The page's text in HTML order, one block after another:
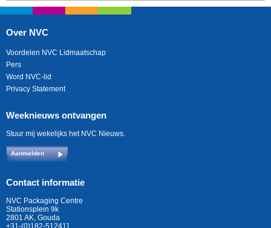
Over NVC
Voordelen NVC Lidmaatschap
Pers
Word NVC-lid
Privacy Statement
Weeknieuws ontvangen
Stuur mij wekelijks het NVC Nieuws.
Aanmelden
Contact informatie
NVC Packaging Centre
Stationsplein 9k
2801 AK, Gouda
+31-(0)182-512411